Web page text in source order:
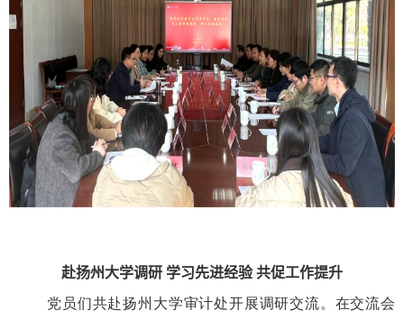
赴扬州大学调研 学习先进经验共促工作提升
党员们共赴扬州大学审计处开展调研交流。在交流会